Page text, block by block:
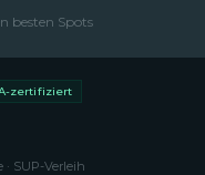
besten Spots
zertifiziert
· SUP-Verleih